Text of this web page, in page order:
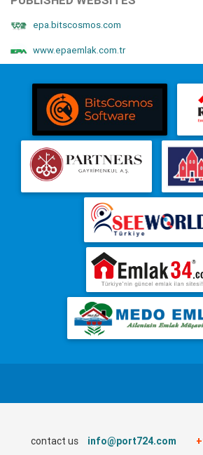
epa.bitscosmos.com
www.epaemlak.com.tr
contact us info@port724.com